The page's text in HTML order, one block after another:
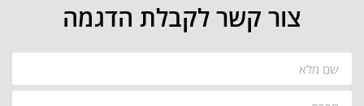
צור קשר לקבלת הדגמה